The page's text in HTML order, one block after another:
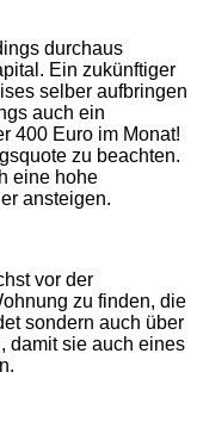
durchaus
Ein zukünftiger
selber aufbringen
auch ein
400 Euro im Monat!
zu beachten.
eine hohe
ansteigen.
vor der
zu finden, die
sondern auch über
damit sie auch eines